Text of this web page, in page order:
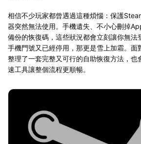
相信不少玩家都曾遇過這種煩惱：保護
器突然無法使用。手機遺失、不小心刪掉
備份的恢復碼，這些狀況都會立刻讓你無法
手機門號又已經停用，那更是雪上加霜。面
整理了一套完整又可行的自助恢復方法，也
速工具讓整個流程更順暢。